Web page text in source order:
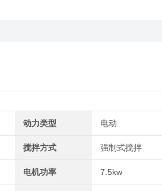
动力类型 电动
搅拌方式 强制式搅拌
电机功率 7.5kw